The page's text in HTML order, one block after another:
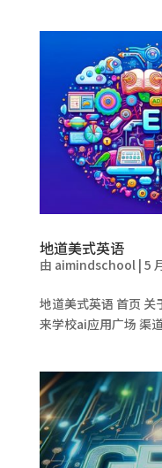
地道美式英语
由 aimindschool| 5
地道美式英语 首页
来学校ai应用广场 渠